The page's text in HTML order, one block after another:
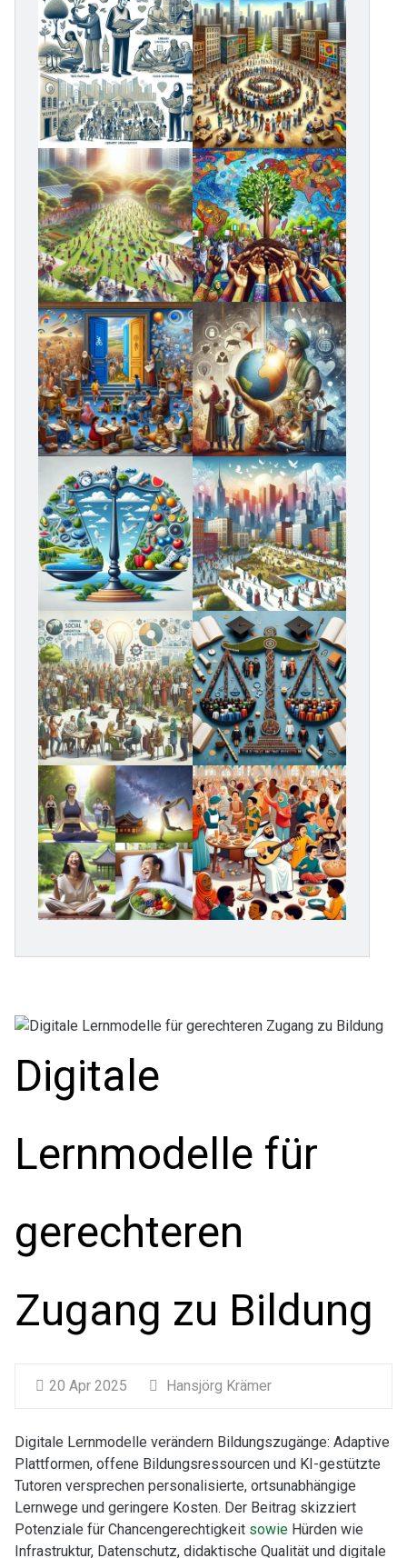
Digitale
Lernmodelle für
gerechteren
Zugang zu Bildung
20 Apr 2025 Hansjörg Krämer
Digitale Lernmodelle verändern Bildungszugänge: Adaptive
Plattformen, offene Bildungsressourcen und KI-gestützte
Tutoren versprechen personalisierte, ortsunabhängige
Lernwege und geringere Kosten. Der Beitrag skizziert
Potenziale für Chancengerechtigkeit sowieHürden wie
Infrastruktur, Datenschutz, didaktische Qualität und digitale